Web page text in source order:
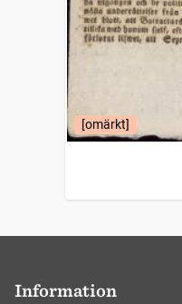
[omärkt]
Information